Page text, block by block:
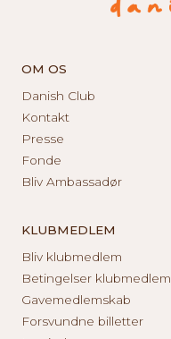
OM OS
Danish Club
Kontakt
Presse
Fonde
Bliv Ambassadør
KLUBMEDLEM
Bliv klubmedlem
Betingelser klubmedlem
Gavemedlemskab
Forsvundne billetter